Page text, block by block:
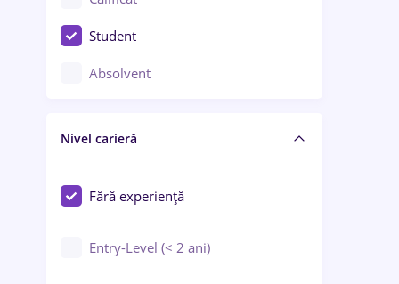
Construcții / Instalații
Controlul calității
Educație / Training / Arte
Student
Absolvent
Nivel carieră
Fără experiență
Entry-Level (< 2 ani)